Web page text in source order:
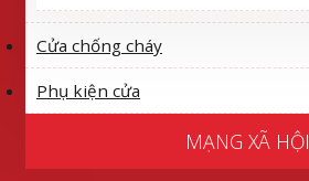
Cửa chống cháy
Phụ kiện cửa
MẠNG XÃ HỘI